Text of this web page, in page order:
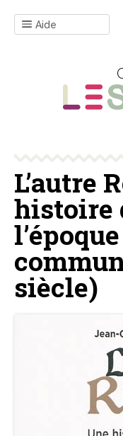
Aide
L’autre
histoire
siècle)